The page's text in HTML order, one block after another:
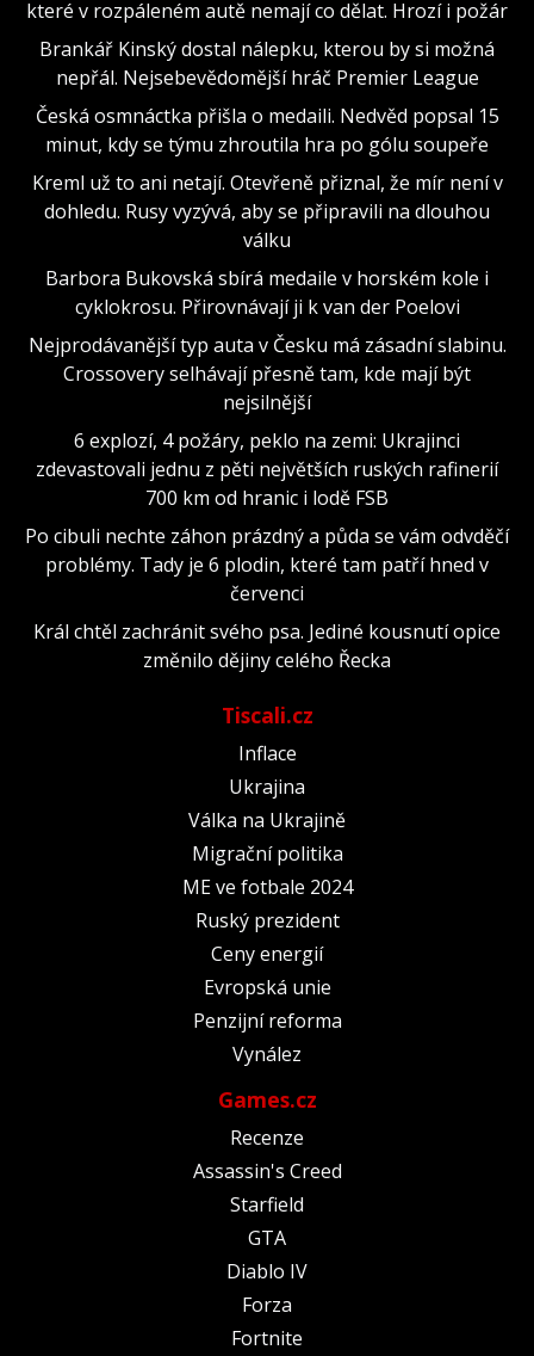
které v rozpáleném autě nemají co dělat. Hrozí i požár
Brankář Kinský dostal nálepku, kterou by si možná
nepřál. Nejsebevědomější hráč Premier League
Česká osmnáctka přišla o medaili. Nedvěd popsal 15
minut, kdy se týmu zhroutila hra po gólu soupeře
Kreml už to ani netají. Otevřeně přiznal, že mír není v
dohledu. Rusy vyzývá, aby se připravili na dlouhou
válku
Barbora Bukovská sbírá medaile v horském kole i
cyklokrosu. Přirovnávají ji k van der Poelovi
Nejprodávanější typ auta v Česku má zásadní slabinu.
Crossovery selhávají přesně tam, kde mají být
nejsilnější
6 explozí, 4 požáry, peklo na zemi: Ukrajinci
zdevastovali jednu z pěti největších ruských rafinerií
700 km od hranic i lodě FSB
Po cibuli nechte záhon prázdný a půda se vám odvděčí
problémy. Tady je 6 plodin, které tam patří hned v
červenci
Král chtěl zachránit svého psa. Jediné kousnutí opice
změnilo dějiny celého Řecka
Tiscali.cz
Inflace
Ukrajina
Válka na Ukrajině
Migrační politika
ME ve fotbale 2024
Ruský prezident
Ceny energií
Evropská unie
Penzijní reforma
Vynález
Games.cz
Recenze
Assassin's Creed
Starfield
GTA
Diablo IV
Forza
Fortnite